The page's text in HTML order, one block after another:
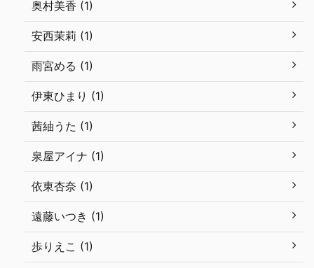
奥村美香 (1)
安西茉莉 (1)
雨宮める (1)
伊東ひまり (1)
茜紬うた (1)
泉屋アイナ (1)
依東杏奈 (1)
遠藤いつき (1)
歩りえこ (1)